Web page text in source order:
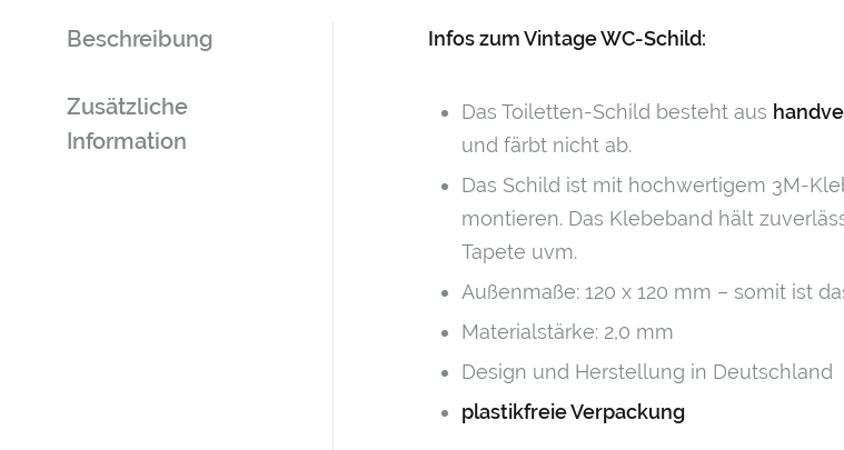
Beschreibung
Zusätzliche
Information
Infos zum Vintage WC-Schild:
Das Toiletten-Schild besteht aus
und färbt nicht ab.
Das Schild ist mit hochwertigem 3M-
montieren. Das Klebeband hält
Tapete uvm.
Außenmaße: 120 x 120 mm – somit ist
Materialstärke: 2,0 mm
Design und Herstellung in Deutschland
plastikfreie Verpackung